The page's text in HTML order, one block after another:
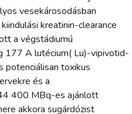
vesekárosodásban
kreatinin-clearance
a végstádiumú
177 A lutécium( Lu)-vipivotid-
potenciálisan toxikus
és a
400 MBq-es ajánlott
akkora sugárdózist